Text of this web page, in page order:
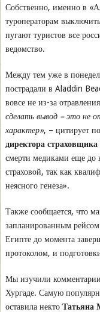
Собственно, именно в
туроператорам
пугают туристов все
ведомство.
Между тем уже в
пострадали в Aladdin
вовсе не из-за
сделать вывод – это не
характер», – цитирует
директора
смерти медиками еще до
страховой, так как
неясного генеза».
Также сообщается, что
запланированным
Египте до момента
протоколом, и
Мы изучили
Хургаде. Самую
оставила некто Татьяна